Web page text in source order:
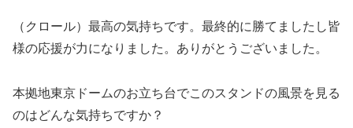
（クロール）最高の気持ちです。最終的に勝てましたし皆
様の応援が力になりました。ありがとうございました。
本拠地東京ドームのお立ち台でこのスタンドの風景を見る
のはどんな気持ちですか？